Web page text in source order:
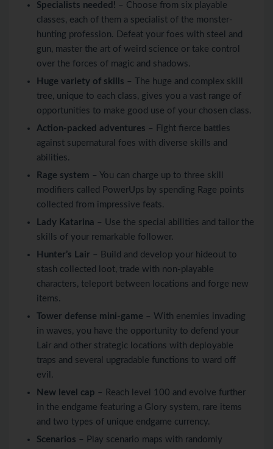
Specialists needed! – Choose from six playable
classes, each of them a specialist of the monster-
hunting profession. Defeat your foes with steel and
gun, master the art of weird science or take control
over the forces of magic and shadows.
Huge variety of skills – The huge and complex skill
tree, unique to each class, gives you a vast range of
opportunities to make good use of your chosen class.
Action-packed adventures – Fight fierce battles
against supernatural foes with diverse skills and
abilities.
Rage system – You can charge up to three skill
modifiers called PowerUps by spending Rage points
collected from impressive feats.
Lady Katarina – Use the special abilities and tailor the
skills of your remarkable follower.
Hunter’s Lair – Build and develop your hideout to
stash collected loot, trade with non-playable
characters, teleport between locations and forge new
items.
Tower defense mini-game – With enemies invading
in waves, you have the opportunity to defend your
Lair and other strategic locations with deployable
traps and several upgradable functions to ward off
evil.
New level cap – Reach level 100 and evolve further
in the endgame featuring a Glory system, rare items
and two types of unique endgame currency.
Scenarios – Play scenario maps with randomly